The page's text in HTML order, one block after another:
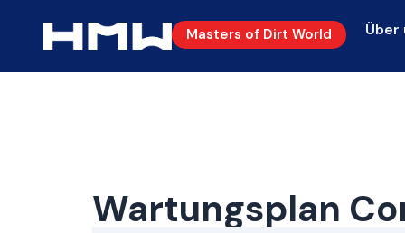
Masters of Dirt World Über
Wartungsplan